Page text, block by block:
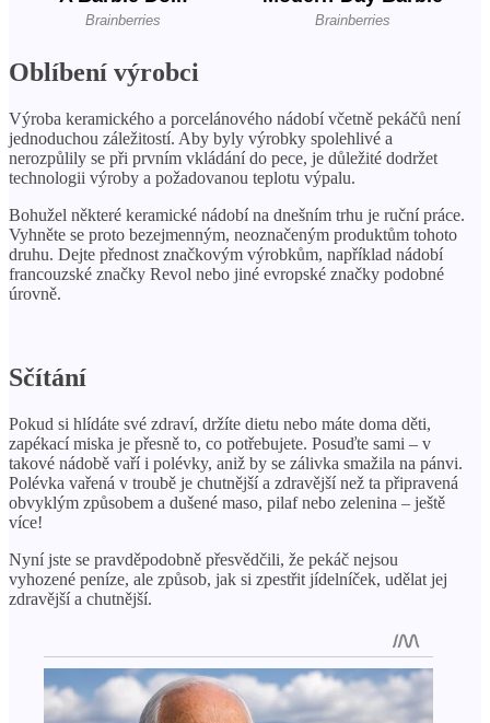
Oblíbení výrobci
Výroba keramického a porcelánového nádobí včetně pekáčů není
jednoduchou záležitostí. Aby byly výrobky spolehlivé a
nerozpůlily se při prvním vkládání do pece, je důležité dodržet
technologii výroby a požadovanou teplotu výpalu.
Bohužel některé keramické nádobí na dnešním trhu je ruční práce.
Vyhněte se proto bezejmenným, neoznačeným produktům tohoto
druhu. Dejte přednost značkovým výrobkům, například nádobí
francouzské značky Revol nebo jiné evropské značky podobné
úrovně.
Sčítání
Pokud si hlídáte své zdraví, držíte dietu nebo máte doma děti,
zapékací miska je přesně to, co potřebujete. Posuďte sami – v
takové nádobě vaří i polévky, aniž by se zálivka smažila na pánvi.
Polévka vařená v troubě je chutnější a zdravější než ta připravená
obvyklým způsobem a dušené maso, pilaf nebo zelenina – ještě
více!
Nyní jste se pravděpodobně přesvědčili, že pekáč nejsou
vyhozené peníze, ale způsob, jak si zpestřit jídelníček, udělat jej
zdravější a chutnější.